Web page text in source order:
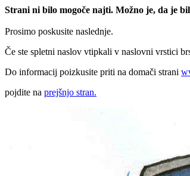
Strani ni bilo mogoče najti. Možno je, da je
Prosimo poskusite naslednje.
Če ste spletni naslov vtipkali v naslovni vrstici
Do informacij poizkusite priti na domači strani
pojdite na prejšnjo stran.